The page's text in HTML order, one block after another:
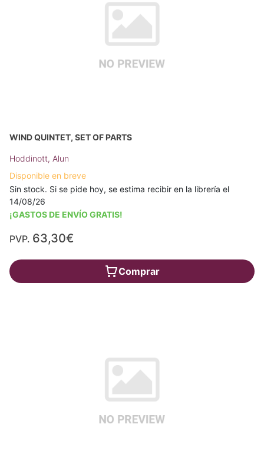
WIND QUINTET, SET OF PARTS
Hoddinott, Alun
Disponible en breve
Sin stock. Si se pide hoy, se estima recibir en la librería el
14/08/26
¡GASTOS DE ENVÍO GRATIS!
PVP. 63,30€
Comprar